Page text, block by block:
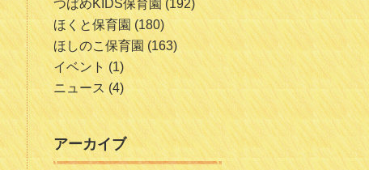
つばめKIDS保育園(192)
ほくと保育園(180)
ほしのこ保育園(163)
イベント(1)
ニュース(4)
アーカイブ